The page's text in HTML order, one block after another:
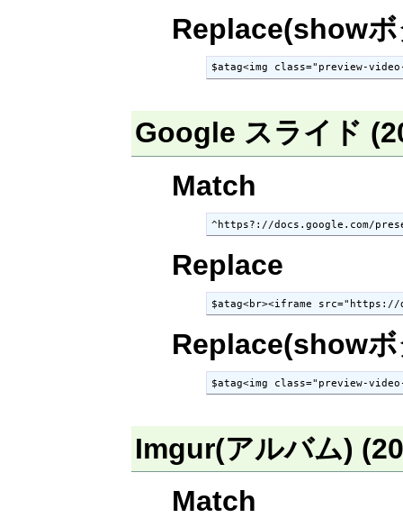
Replace(show
$atag<img class="preview-
Google スライド
Match
^https?://docs.google.com/
Replace
$atag<br><iframe src="https://
Replace(show
$atag<img class="preview-
Imgur(アルバム)
Match